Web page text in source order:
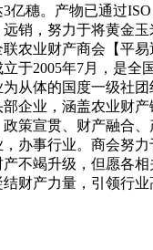
亿穗。产物已通过
销，努力于将黄金
农业财产商会【平
于2005年7月，是全
为从体的国度一级社
企业，涵盖农业财
策宣贯、财产融合
办事行业。商会努
不竭升级，但愿各
财产力量，引领行